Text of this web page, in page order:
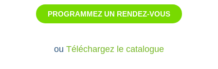
PROGRAMMEZ UN RENDEZ-VOUS
ou Téléchargez le catalogue